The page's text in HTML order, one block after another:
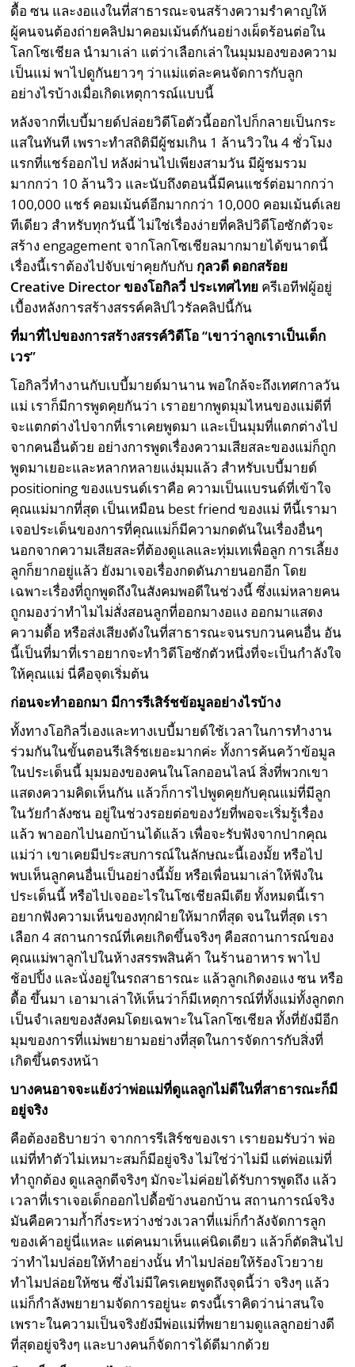
ดื้อ ซน และงอแงในที่สาธารณะจนสร้างความรำคาญให้
ผู้คนจนต้องถ่ายคลิปมาคอมเม้นต์กันอย่างเผ็ดร้อนต่อใน
โลกโซเชียล นำมาเล่า แต่ว่าเลือกเล่าในมุมมองของความ
เป็นแม่ พาไปดูกันยาวๆ ว่าแม่แต่ละคนจัดการกับลูก
อย่างไรบ้างเมื่อเกิดเหตุการณ์แบบนี้
หลังจากที่เบบี้มายด์ปล่อยวิดีโอตัวนี้ออกไปก็กลายเป็นกระ
แสในทันที เพราะทำสถิติมีผู้ชมเกิน 1 ล้านวิวใน 4 ชั่วโมง
แรกที่แชร์ออกไป หลังผ่านไปเพียงสามวัน มีผู้ชมรวม
มากกว่า 10 ล้านวิว และนับถึงตอนนี้มีคนแชร์ต่อมากกว่า
100,000 แชร์ คอมเม้นต์อีกมากกว่า 10,000 คอมเม้นต์เลย
ทีเดียว สำหรับทุกวันนี้ ไม่ใช่เรื่องง่ายที่คลิปวิดีโอซักตัวจะ
สร้าง engagement จากโลกโซเชียลมากมายได้ขนาดนี้
เรื่องนี้เราต้องไปจับเข่าคุยกับกับ กุลวดี ดอกสร้อย
Creative Director ของโอกิลวี่ ประเทศไทย ครีเอทีฟผู้อยู่
เบื้องหลังการสร้างสรรค์คลิปไวรัลคลิปนี้กัน
ที่มาที่ไปของการสร้างสรรค์วิดีโอ “เขาว่าลูกเราเป็นเด็ก
เวร”
โอกิลวี่ทำงานกับเบบี้มายด์มานาน พอใกล้จะถึงเทศกาลวัน
แม่ เราก็มีการพูดคุยกันว่า เราอยากพูดมุมไหนของแม่ดีที่
จะแตกต่างไปจากที่เราเคยพูดมา และเป็นมุมที่แตกต่างไป
จากคนอื่นด้วย อย่างการพูดเรื่องความเสียสละของแม่ก็ถูก
พูดมาเยอะและหลากหลายแง่มุมแล้ว สำหรับเบบี้มายด์
positioning ของแบรนด์เราคือ ความเป็นแบรนด์ที่เข้าใจ
คุณแม่มากที่สุด เป็นเหมือน best friend ของแม่ ทีนี้เรามา
เจอประเด็นของการที่คุณแม่ก็มีความกดดันในเรื่องอื่นๆ
นอกจากความเสียสละที่ต้องดูแลและทุ่มเทเพื่อลูก การเลี้ยง
ลูกก็ยากอยู่แล้ว ยังมาเจอเรื่องกดดันภายนอกอีก โดย
เฉพาะเรื่องที่ถูกพูดถึงในสังคมพอดีในช่วงนี้ ซึ่งแม่หลายคน
ถูกมองว่าทำไมไม่สั่งสอนลูกที่ออกมางอแง ออกมาแสดง
ความดื้อ หรือส่งเสียงดังในที่สาธารณะจนรบกวนคนอื่น อัน
นี้เป็นที่มาที่เราอยากจะทำวิดีโอซักตัวหนึ่งที่จะเป็นกำลังใจ
ให้คุณแม่ นี่คือจุดเริ่มต้น
ก่อนจะทำออกมา มีการรีเสิร์ชข้อมูลอย่างไรบ้าง
ทั้งทางโอกิลวี่เองและทางเบบี้มายด์ใช้เวลาในการทำงาน
ร่วมกันในขั้นตอนรีเสิร์ชเยอะมากค่ะ ทั้งการค้นคว้าข้อมูล
ในประเด็นนี้ มุมมองของคนในโลกออนไลน์ สิ่งที่พวกเขา
แสดงความคิดเห็นกัน แล้วก็การไปพูดคุยกับคุณแม่ที่มีลูก
ในวัยกำลังซน อยู่ในช่วงรอยต่อของวัยที่พอจะเริ่มรู้เรื่อง
แล้ว พาออกไปนอกบ้านได้แล้ว เพื่อจะรับฟังจากปากคุณ
แม่ว่า เขาเคยมีประสบการณ์ในลักษณะนี้เองมั้ย หรือไป
พบเห็นลูกคนอื่นเป็นอย่างนี้มั้ย หรือเพื่อนมาเล่าให้ฟังใน
ประเด็นนี้ หรือไปเจออะไรในโซเชียลมีเดีย ทั้งหมดนี้เรา
อยากฟังความเห็นของทุกฝ่ายให้มากที่สุด จนในที่สุด เรา
เลือก 4 สถานการณ์ที่เคยเกิดขึ้นจริงๆ คือสถานการณ์ของ
คุณแม่พาลูกไปในห้างสรรพสินค้า ในร้านอาหาร พาไป
ช้อปปิ้ง และนั่งอยู่ในรถสาธารณะ แล้วลูกเกิดงอแง ซน หรือ
ดื้อ ขึ้นมา เอามาเล่าให้เห็นว่าก็มีเหตุการณ์ที่ทั้งแม่ทั้งลูกตก
เป็นจำเลยของสังคมโดยเฉพาะในโลกโซเชียล ทั้งที่ยังมีอีก
มุมของการที่แม่พยายามอย่างที่สุดในการจัดการกับสิ่งที่
เกิดขึ้นตรงหน้า
บางคนอาจจะแย้งว่าพ่อแม่ที่ดูแลลูกไม่ดีในที่สาธารณะก็มี
อยู่จริง
คือต้องอธิบายว่า จากการรีเสิร์ชของเรา เรายอมรับว่า พ่อ
แม่ที่ทำตัวไม่เหมาะสมก็มีอยู่จริง ไม่ใช่ว่าไม่มี แต่พ่อแม่ที่
ทำถูกต้อง ดูแลลูกดีจริงๆ มักจะไม่ค่อยได้รับการพูดถึง แล้ว
เวลาที่เราเจอเด็กออกไปดื้อข้างนอกบ้าน สถานการณ์จริง
มันคือความก้ำกึ่งระหว่างช่วงเวลาที่แม่ก็กำลังจัดการลูก
ของเค้าอยู่นี่แหละ แต่คนมาเห็นแค่นิดเดียว แล้วก็ตัดสินไป
ว่าทำไมปล่อยให้ทำอย่างนั้น ทำไมปล่อยให้ร้องโวยวาย
ทำไมปล่อยให้ซน ซึ่งไม่มีใครเคยพูดถึงจุดนี้ว่า จริงๆ แล้ว
แม่ก็กำลังพยายามจัดการอยู่นะ ตรงนี้เราคิดว่าน่าสนใจ
เพราะในความเป็นจริงยังมีพ่อแม่ที่พยายามดูแลลูกอย่างดี
ที่สุดอยู่จริงๆ และบางคนก็จัดการได้ดีมากด้วย